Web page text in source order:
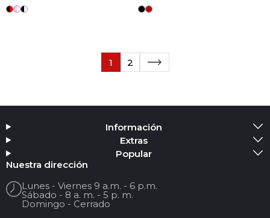
1 2
Información
Extras
Popular
Nuestra dirección
Lunes - Viernes 9 a.m. - 6 p.m.
Sábado - 8 a. m. - 5 p. m.
Domingo - Cerrado